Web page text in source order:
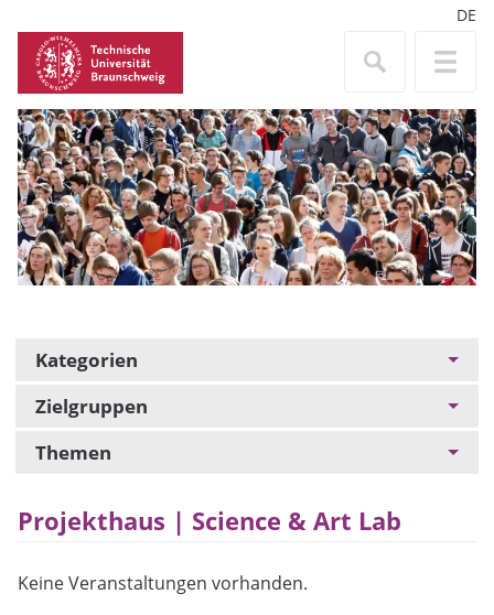
DE
Kategorien
Zielgruppen
Themen
Projekthaus | Science & Art Lab
Keine Veranstaltungen vorhanden.